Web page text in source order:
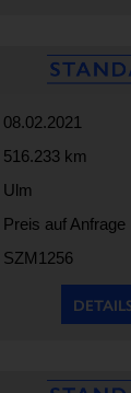
08.02.2021
516.233 km
Ulm
Preis auf Anfrage
SZM1256